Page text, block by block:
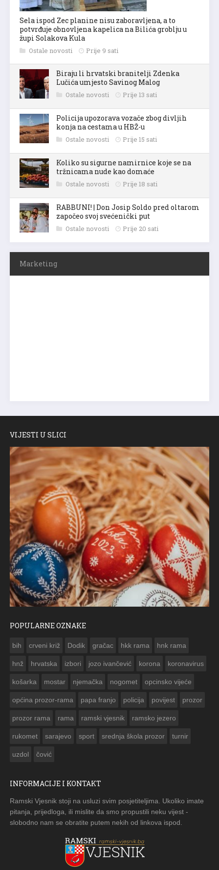
Sela ispod Zec planine nisu zaboravljena, a to
potvrđuje obnovljena kapelica na Bilića groblju u
župi Solakova Kula
Ostale novosti Prije 9 sati
Biraju li hrvatski branitelji Zdenka
Lučića umjesto Savinog Malog
Ostale novosti Prije 13 sati
Policija upozorava vozače zbog divljih
konja na cestama u HBŽ-u
Ostale novosti Prije 15 sati
Koliko su sigurne namirnice koje se na
tržnicama nude kao domaće
Ostale novosti Prije 18 sati
RABBUNI! | Don Josip Soldo pred oltarom
započeo svoj svećenički put
Ostale novosti Prije 20 sati
Marketing
VIJESTI U SLICI
POPULARNE OZNAKE
bih crveni križ Dodik gračac hkk rama hnk rama
hnž hrvatska izbori jozo ivančević korona koronavirus
košarka mostar njemačka nogomet opcinsko vijeće
općina prozor-rama papa franjo policija povijest prozor
prozor rama rama ramski vjesnik ramsko jezero
rukomet sarajevo sport srednja škola prozor turnir
uzdol čović
INFORMACIJE I KONTAKT
Ramski Vjesnik stoji na usluzi svim posjetiteljima. Ukoliko imate
pitanja, prijedloga, ili mislite da smo propustili neku vijest -
slobodno nam se obratite putem nekih od linkova ispod.